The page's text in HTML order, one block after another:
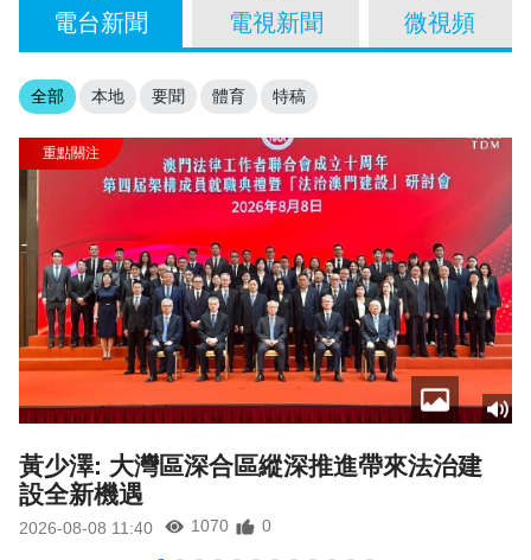
電台新聞 電視新聞 微視頻
全部 本地 要聞 體育 特稿
黃少澤: 大灣區深合區縱深推進帶來法治建
設全新機遇
2026-08-08 11:40 1070 0